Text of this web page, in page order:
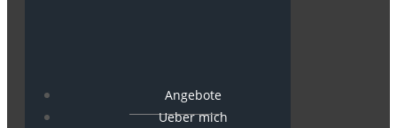
Angebote
Ueber mich